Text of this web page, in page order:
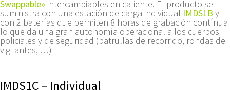
Swappable» intercambiables en caliente. El producto se
suministra con una estación de carga individual IMDS1B y
con 2 baterías que permiten 8 horas de grabación contínua
lo que da una gran autonomía operacional a los cuerpos
policiales y de seguridad (patrullas de recorrido, rondas de
vigilantes, …)
IMDS1C – Individual